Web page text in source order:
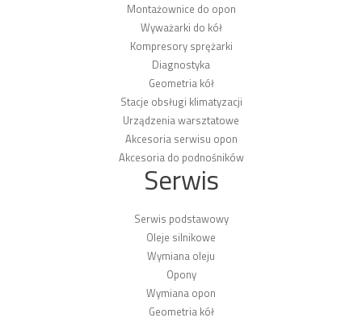
Montażownice do opon
Wyważarki do kół
Kompresory sprężarki
Diagnostyka
Geometria kół
Stacje obsługi klimatyzacji
Urządzenia warsztatowe
Akcesoria serwisu opon
Akcesoria do podnośników
Serwis
Serwis podstawowy
Oleje silnikowe
Wymiana oleju
Opony
Wymiana opon
Geometria kół